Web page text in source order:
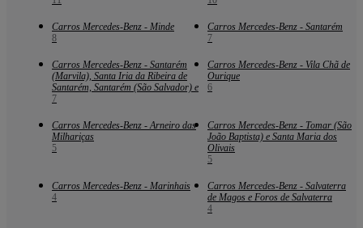
Carros Mercedes-Benz - Minde
8
Carros Mercedes-Benz - Santarém
7
Carros Mercedes-Benz - Santarém
(Marvila), Santa Iria da Ribeira de
Santarém, Santarém (São Salvador) e
7
Carros Mercedes-Benz - Vila Chã de
Ourique
6
Carros Mercedes-Benz - Arneiro das
Milhariças
5
Carros Mercedes-Benz - Tomar (São
João Baptista) e Santa Maria dos
Olivais
5
Carros Mercedes-Benz - Marinhais
4
Carros Mercedes-Benz - Salvaterra
de Magos e Foros de Salvaterra
4